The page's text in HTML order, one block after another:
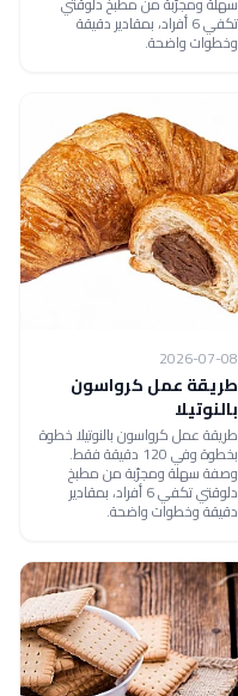
تكفي 6 أفراد، بمقادير دقيقة
وخطوات واضحة.
2026-07-08
طريقة عمل كرواسون
بالنوتيلا
طريقة عمل كرواسون بالنوتيلا خطوة
بخطوة وفي 120 دقيقة فقط.
وصفة سهلة ومجرّبة من مطبخ
دلوقتي تكفي 6 أفراد، بمقادير
دقيقة وخطوات واضحة.